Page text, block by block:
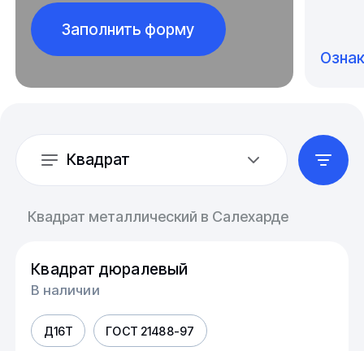
Заполнить форму
Квадрат
Квадрат металлический в Салехарде
Квадрат дюралевый
В наличии
Д16Т ГОСТ 21488-97